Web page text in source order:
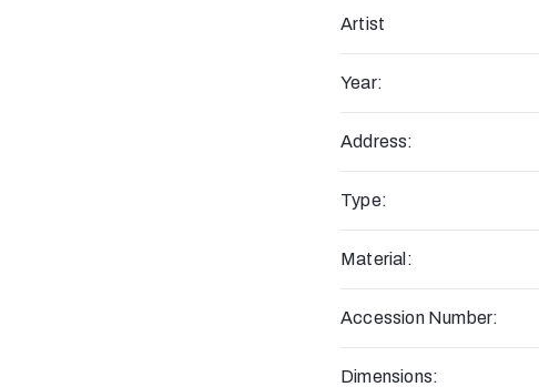
Artist
Year:
Address:
Type:
Material:
Accession Number:
Dimensions: